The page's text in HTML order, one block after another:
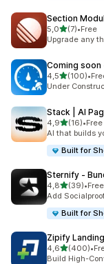
Section
5,05 yıldız
(7)
toplam 7•Free
Upgrade any
Coming soon
4,55 yıldız
(100)
toplam 100•
Under
Stack | AI
4,95 yıldız
(16)
toplam 16•
AI that builds
Built for
Sternify ‑
4,85 yıldız
(39)
toplam 39•
Add
Built for
Zipify
4,65 yıldız
(400)
toplam 400•
Build High-